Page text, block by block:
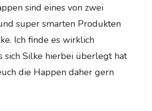
sind eines von zwei
super smarten Produkten
Ich finde es wirklich
sich Silke hierbei überlegt hat
die Happen daher gern